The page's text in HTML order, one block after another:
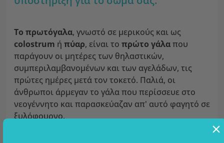
Το πρωτόγαλα, γνωστό σε μερικούς και ως
colostrum ή πύαρ, είναι το πρώτο γάλαπου
παράγουν οι μητέρες των θηλαστικών,
συμπεριλαμβανομένων και των αγελάδων, τις
πρώτες ημέρες μετά τον τοκετό. Παλιά, οι
άνθρωποι άρμεγαν το γάλα που περίσσευε στο
νεογέννητο και παρασκεύαζαν απ' αυτό φαγητό σε
ξυλόφουρνο.